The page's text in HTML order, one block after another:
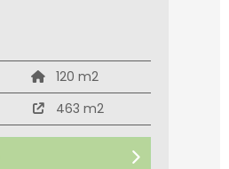
120 m2
463 m2